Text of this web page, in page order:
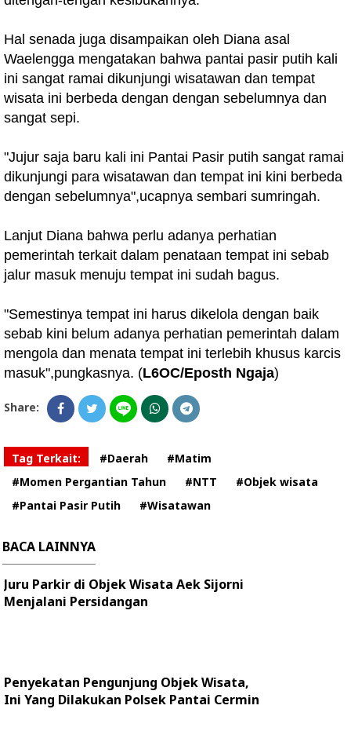
Hal senada juga disampaikan oleh Diana asal
Waelengga mengatakan bahwa pantai pasir putih kali
ini sangat ramai dikunjungi wisatawan dan tempat
wisata ini berbeda dengan dengan sebelumnya dan
sangat sepi.
"Jujur saja baru kali ini Pantai Pasir putih sangat ramai
dikunjungi para wisatawan dan tempat ini kini berbeda
dengan sebelumnya",ucapnya sembari sumringah.
Lanjut Diana bahwa perlu adanya perhatian
pemerintah terkait dalam penataan tempat ini sebab
jalur masuk menuju tempat ini sudah bagus.
"Semestinya tempat ini harus dikelola dengan baik
sebab kini belum adanya perhatian pemerintah dalam
mengola dan menata tempat ini terlebih khusus karcis
masuk",pungkasnya. (L6OC/Eposth Ngaja)
Share:
Tag Terkait: #Daerah
#Matim
#Momen Pergantian Tahun
#NTT
#Objek wisata
#Pantai Pasir Putih
#Wisatawan
BACA LAINNYA
Juru Parkir di Objek Wisata Aek Sijorni
Menjalani Persidangan
Penyekatan Pengunjung Objek Wisata,
Ini Yang Dilakukan Polsek Pantai Cermin